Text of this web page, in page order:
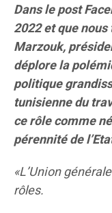
Dans le post
2022 et que
Marzouk,
déplore la
politique
tunisienne du
ce rôle comme
pérennité de
«L’Union
rôles.